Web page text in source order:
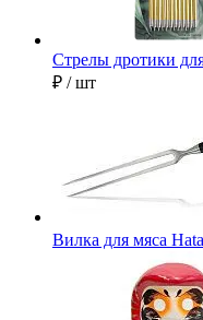
Стрелы дротики
₽ / шт
Вилка для мяса